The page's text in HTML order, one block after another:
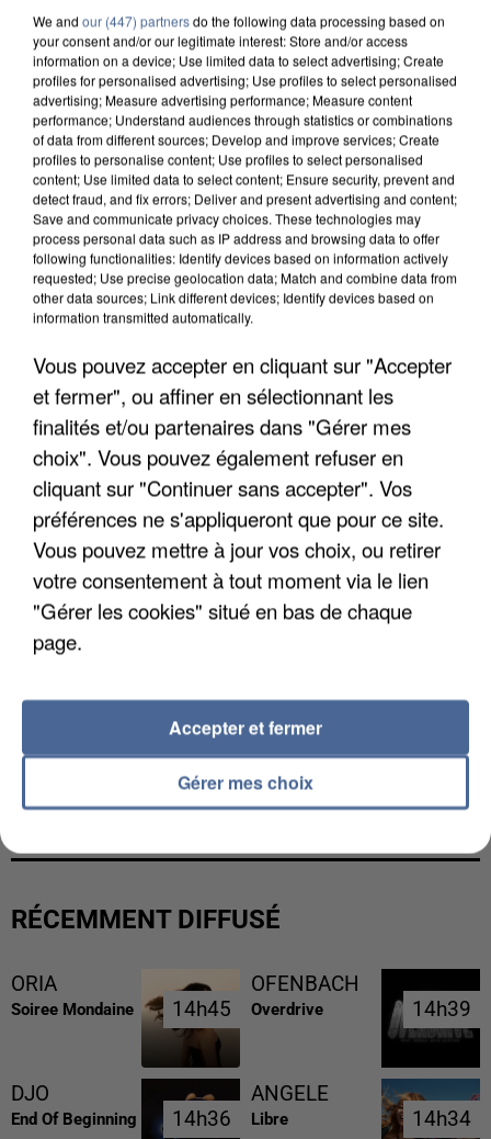
LES DONNÉES DE 300 000 CLIENTS DÉROBÉES À
INTERMARCHÉ APRÈS UNE...
LES FRANÇAIS, FANS DE LA FLEMME
RÉCEMMENT DIFFUSÉ
ORIA
Soiree Mondaine 14h45
14h45
OFENBACH
Overdrive 14h39
14h39
DJO
End Of Beginning 14h36
14h36
ANGELE
Libre 14h34
14h34
We and our (447) partnersdo the following data processing based on
your consent and/or our legitimate interest: Store and/or access
information on a device; Use limited data to select advertising; Create
profiles for personalised advertising; Use profiles to select personalised
advertising; Measure advertising performance; Measure content
performance; Understand audiences through statistics or combinations
of data from different sources; Develop and improve services; Create
profiles to personalise content; Use profiles to select personalised
content; Use limited data to select content; Ensure security, prevent and
detect fraud, and fix errors; Deliver and present advertising and content;
Save and communicate privacy choices. These technologies may
process personal data such as IP address and browsing data to offer
following functionalities: Identify devices based on information actively
requested; Use precise geolocation data; Match and combine data from
other data sources; Link different devices; Identify devices based on
information transmitted automatically.
Vous pouvez accepter en cliquant sur "Accepter
et fermer", ou affiner en sélectionnant les
finalités et/ou partenaires dans "Gérer mes
choix". Vous pouvez également refuser en
cliquant sur "Continuer sans accepter". Vos
préférences ne s'appliqueront que pour ce site.
Vous pouvez mettre à jour vos choix, ou retirer
votre consentement à tout moment via le lien
"Gérer les cookies" situé en bas de chaque
page.
Gérer mes choix
Accepter et fermer